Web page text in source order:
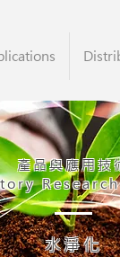
產品與應用技
水淨化